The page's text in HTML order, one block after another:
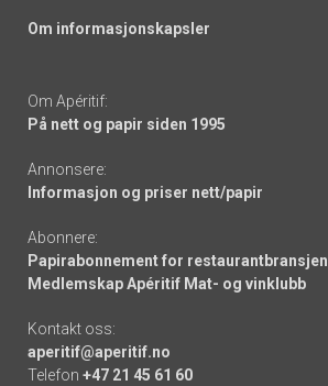
Om informasjonskapsler
Om Apéritif:
På nett og papir siden 1995
Annonsere:
Informasjon og priser nett/papir
Abonnere:
Papirabonnement for restaurantbransjen
Medlemskap Apéritif Mat- og vinklubb
Kontakt oss:
aperitif@aperitif.no
Telefon +47 21 45 61 60